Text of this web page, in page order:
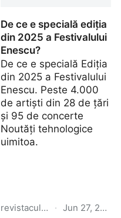
De ce e specială ediția
din 2025 a Festivalului
Enescu?
De ce e specială Ediția
din 2025 a Festivalului
Enescu. Peste 4.000
de artiști din 28 de țări
și 95 de concerte
Noutăți tehnologice
uimitoa.
revistacultura.ro · Jun 27, 2025